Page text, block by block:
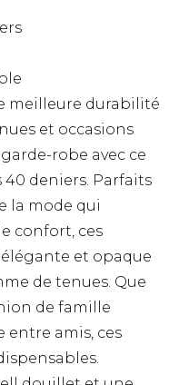
meilleure durabilité
et occasions
robe avec ce
deniers. Parfaits
la mode qui
confort, ces
et opaque
de tenues. Que
de famille
entre amis, ces